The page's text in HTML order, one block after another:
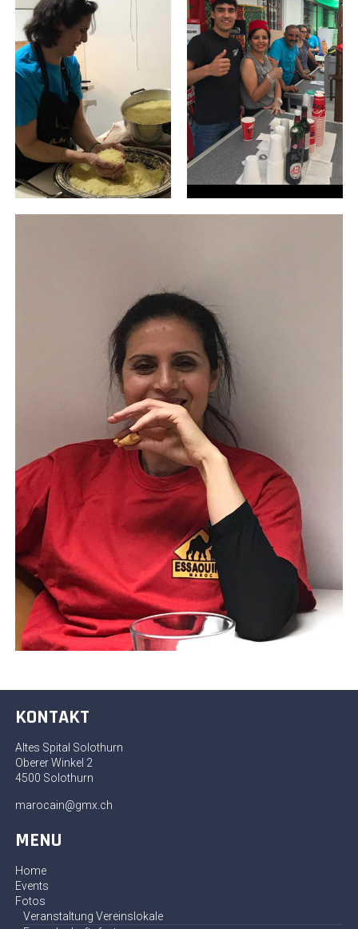
KONTAKT
Altes Spital Solothurn
Oberer Winkel 2
4500 Solothurn
marocain@gmx.ch
MENU
Home
Events
Fotos
Veranstaltung Vereinslokale